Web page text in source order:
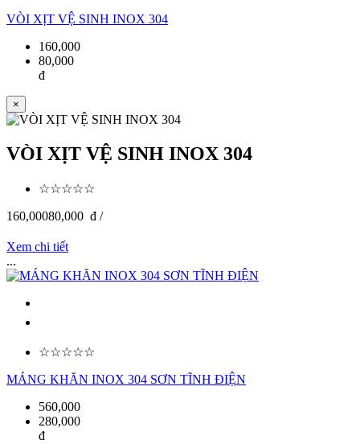
VÒI XỊT VỆ SINH INOX 304
160,000
80,000
đ
×
VÒI XỊT VỆ SINH INOX 304
☆☆☆☆☆
160,00080,000 đ /
Xem chi tiết
...
☆☆☆☆☆
MÁNG KHĂN INOX 304 SƠN TĨNH ĐIỆN
560,000
280,000
đ